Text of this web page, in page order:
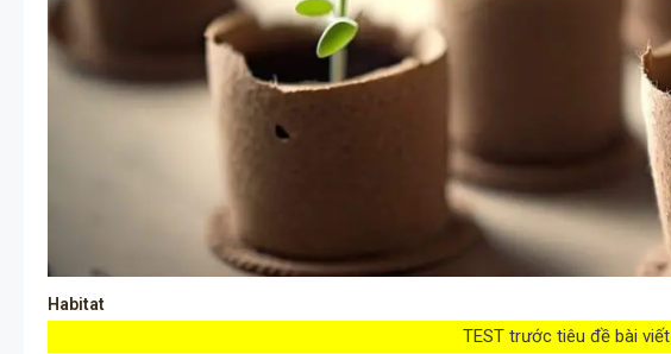
Habitat
TEST trước tiêu đề bài viết